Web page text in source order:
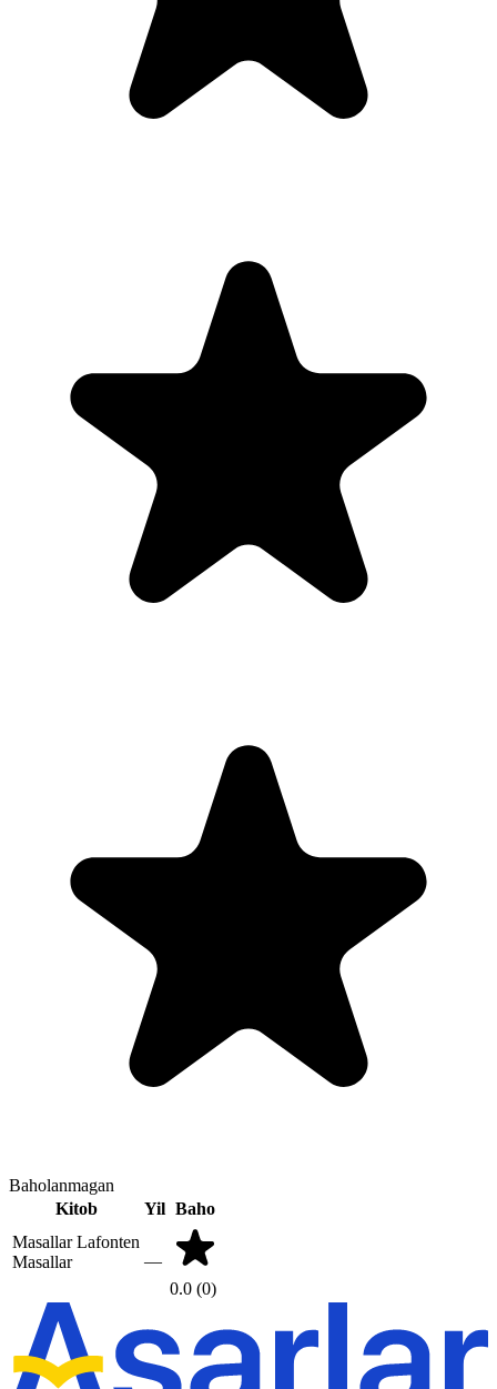
Baholanmagan
Kitob
Yil Baho
Masallar Lafonten
Masallar
—
0.0 (0)